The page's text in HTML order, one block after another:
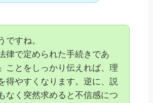
ですね。
法律で定められた手続きであ
ことをしっかり伝えれば、理
得やすくなります。逆に、説
なく突然求めると不信感につ